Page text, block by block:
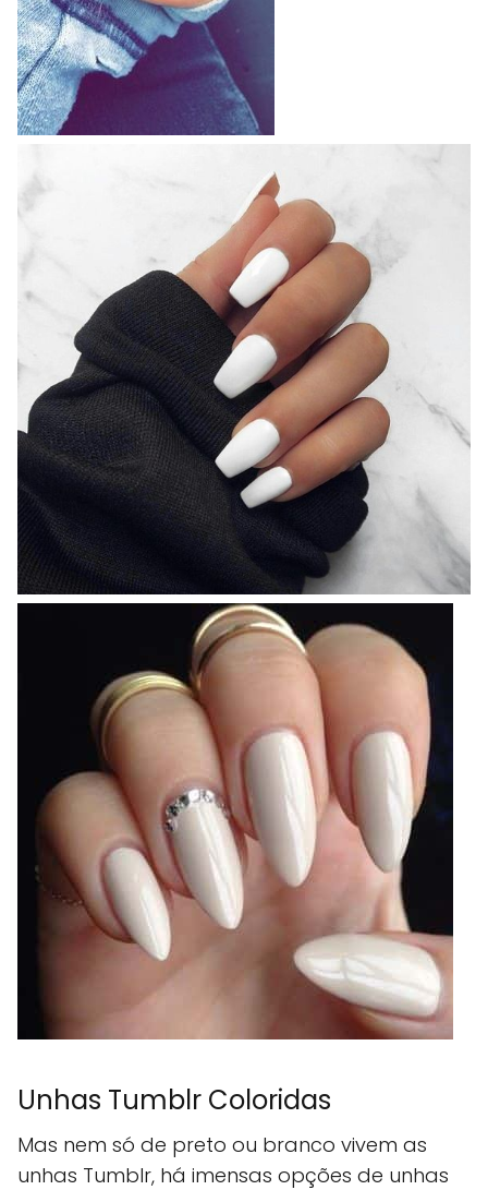
Unhas Tumblr Coloridas
Mas nem só de preto ou branco vivem as
unhas Tumblr, há imensas opções de unhas